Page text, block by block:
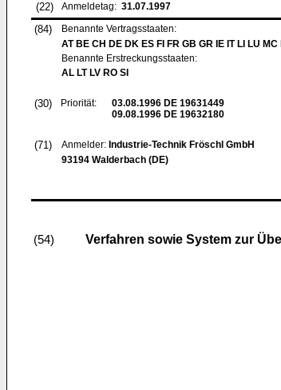
(22) Anmeldetag: 31.07.1997
(84)
Benannte Vertragsstaaten:
AT BE CH DE DK ES FI FR GB GR IE IT LI LU MC
Benannte Erstreckungsstaaten:
AL LT LV RO SI
(30) Priorität: 03.08.1996 DE 19631449
09.08.1996 DE 19632180
(71) Anmelder: Industrie-Technik Fröschl GmbH
93194 Walderbach (DE)
(54) Verfahren sowie System zur